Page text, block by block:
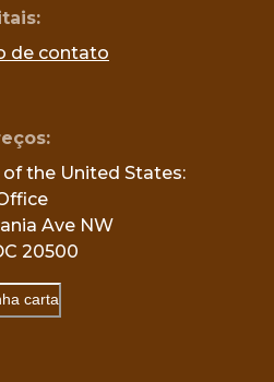
de contato
the United States:
Ave NW
20500
carta